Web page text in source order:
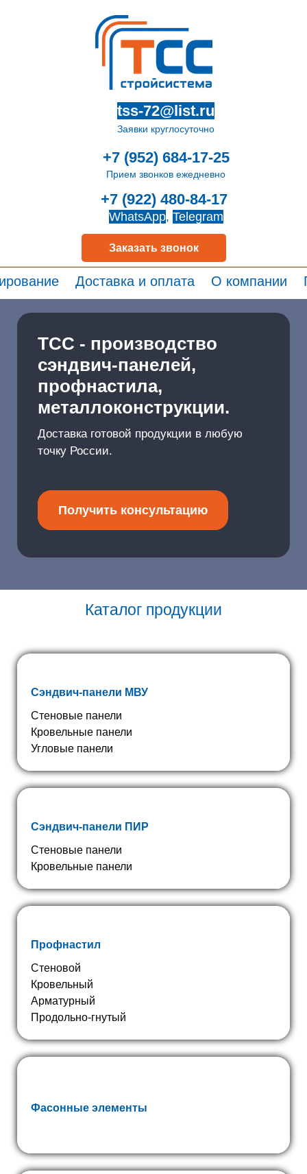
tss-72@list.ru
Заявки круглосуточно
+7 (952) 684-17-25
Прием звонков ежедневно
+7 (922) 480-84-17
WhatsApp, Telegram
Заказать звонок
Доставка и оплата О компании
ТСС - производство
сэндвич-панелей,
профнастила,
металлоконструкции.
Доставка готовой продукции в любую
точку России.
Получить консультацию
Каталог продукции
Сэндвич-панели МВУ
Стеновые панели
Кровельные панели
Угловые панели
Сэндвич-панели ПИР
Стеновые панели
Кровельные панели
Профнастил
Стеновой
Кровельный
Арматурный
Продольно-гнутый
Фасонные элементы